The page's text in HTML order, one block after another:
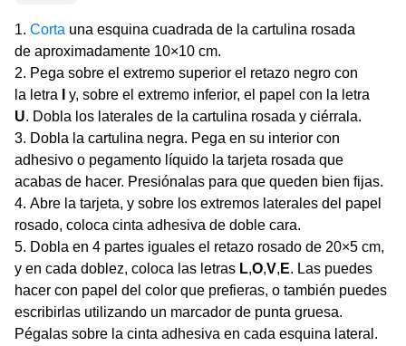
Corta una esquina cuadrada de la cartulina rosada
de aproximadamente 10×10 cm.
Pega sobre el extremo superior el retazo negro con
la letra
y, sobre el extremo inferior, el papel con la letra
U. Dobla los laterales de la cartulina rosada y ciérrala.
Dobla la cartulina negra. Pega en su interior con
adhesivo o pegamento líquido la tarjeta rosada que
acabas de hacer. Presiónalas para que queden bien fijas.
Abre la tarjeta, y sobre los extremos laterales del papel
rosado, coloca cinta adhesiva de doble cara.
Dobla en 4 partes iguales el retazo rosado de 20×5 cm,
y en cada doblez, coloca las letras L,O,V, E. Las puedes
hacer con papel del color que prefieras, o también puedes
escribirlas utilizando un marcador de punta gruesa.
Pégalas sobre la cinta adhesiva en cada esquina lateral.